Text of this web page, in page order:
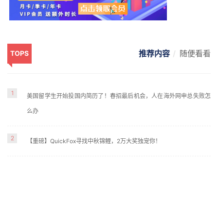
TOPS 推荐内容 随便看看
1 美国留学生开始投国内简历了！春招最后机会，人在海外网申总失败怎
么办
2 【重磅】QuickFox寻找中秋锦鲤，2万大奖独宠你！